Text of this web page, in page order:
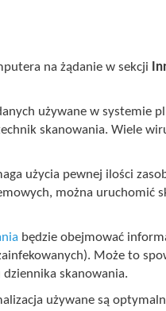
na żądanie w sekcji
używane w systemie
skanowania. Wiele
użycia pewnej ilości
można uruchomić
będzie obejmować
Może to
skanowania.
używane są